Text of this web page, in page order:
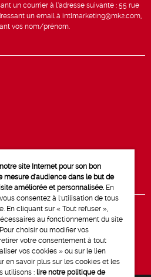
un courrier à l’adresse suivante : 55 rue
un email à intlmarketing@mk2.com,
vos nom/prénom.
site Internet pour son bon
mesure d'audience dans le but de
améliorée et personnalisée. En
consentez à l'utilisation de tous
En cliquant sur « Tout refuser »,
au fonctionnement du site
choisir ou modifier vos
votre consentement à tout
vos cookies » ou sur le lien
en savoir plus sur les cookies et les
utilisons : lire notre politique de